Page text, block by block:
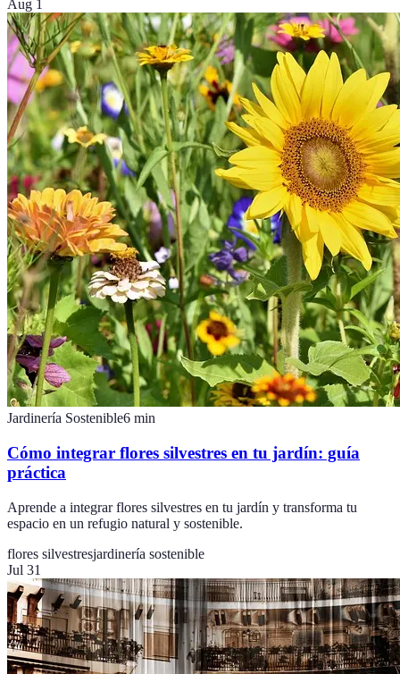
Aug 1
Jardinería Sostenible6 min
Cómo integrar flores silvestres en tu jardín: guía
práctica
Aprende a integrar flores silvestres en tu jardín y transforma tu
espacio en un refugio natural y sostenible.
flores silvestresjardinería sostenible
Jul 31